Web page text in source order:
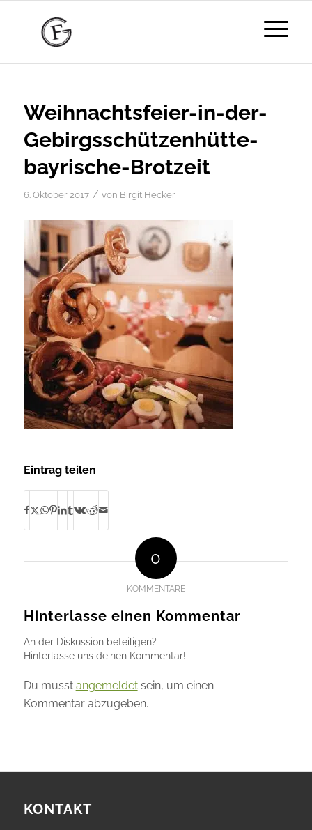
Weihnachtsfeier-in-der-
Gebirgsschützenhütte-
bayrische-Brotzeit
6. Oktober 2017 / von Birgit Hecker
Eintrag teilen
0
KOMMENTARE
Hinterlasse einen Kommentar
An der Diskussion beteiligen?
Hinterlasse uns deinen Kommentar!
Du musst angemeldetsein, um einen
Kommentar abzugeben.
KONTAKT